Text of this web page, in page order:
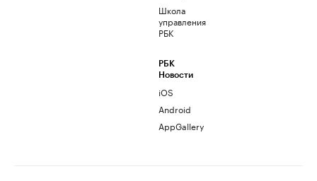
Школа
управления
РБК
РБК
Новости
iOS
Android
AppGallery